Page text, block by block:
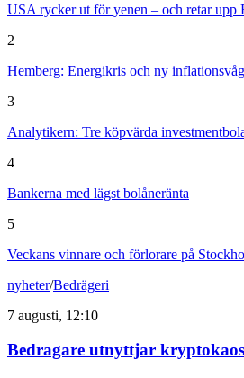
USA rycker ut för yenen – och retar upp
2
Hemberg: Energikris och ny
3
Analytikern: Tre köpvärda
4
Bankerna med lägst bolåneränta
5
Veckans vinnare och förlorare på
nyheter/Bedrägeri
7 augusti, 12:10
Bedragare utnyttjar kryptokaos